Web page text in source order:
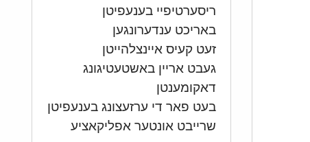
ריסערטיפיי בענעפיטן
באריכט ענדערונגען
זעט קעיס איינצלהייטן
געבט אריין באשטעטיגונג
דאקומענטן
בעט פאר די ערזעצונג בענעפיטן
שרייבט אונטער אפליקאציע